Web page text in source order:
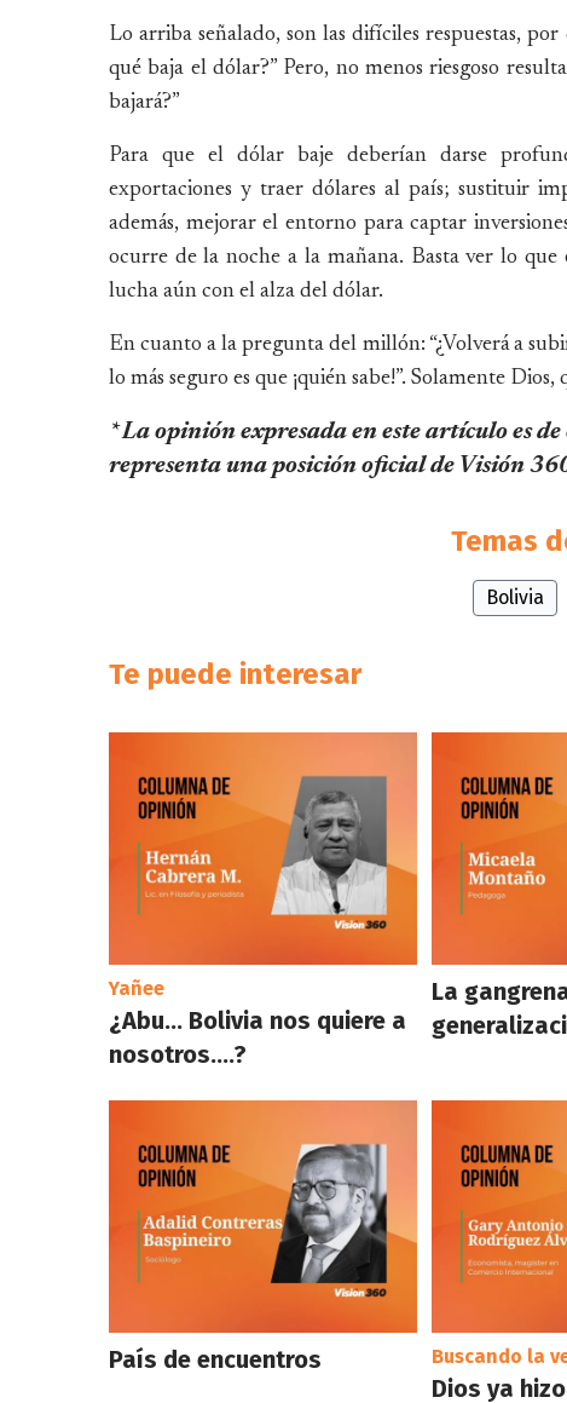
Lo arriba señalado, son las difíciles respuestas,
qué baja el dólar?” Pero, no menos riesgoso
bajará?”
Para que el dólar baje deberían darse
exportaciones y traer dólares al país; sustituir
además, mejorar el entorno para captar
ocurre de la noche a la mañana. Basta ver lo que
lucha aún con el alza del dólar.
En cuanto a la pregunta del millón: “¿Volverá a
lo más seguro es que ¡quién sabe!”. Solamente Dios,
* La opinión expresada en este artículo es
representa una posición oficial de Visión
Temas
Bolivia
Te puede interesar
Yañee
¿Abu… Bolivia nos quiere a
nosotros….?
La
País de encuentros Buscando la
Dios ya